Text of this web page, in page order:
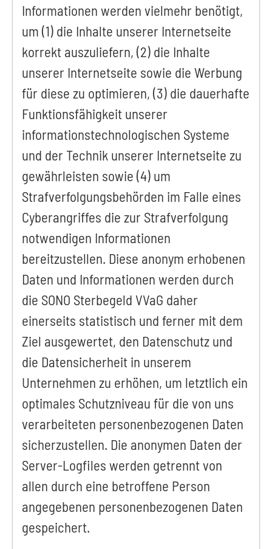
Informationen werden vielmehr benötigt,
um (1) die Inhalte unserer Internetseite
korrekt auszuliefern, (2) die Inhalte
unserer Internetseite sowie die Werbung
für diese zu optimieren, (3) die dauerhafte
Funktionsfähigkeit unserer
informationstechnologischen Systeme
und der Technik unserer Internetseite zu
gewährleisten sowie (4) um
Strafverfolgungsbehörden im Falle eines
Cyberangriffes die zur Strafverfolgung
notwendigen Informationen
bereitzustellen. Diese anonym erhobenen
Daten und Informationen werden durch
die SONO Sterbegeld VVaG daher
einerseits statistisch und ferner mit dem
Ziel ausgewertet, den Datenschutz und
die Datensicherheit in unserem
Unternehmen zu erhöhen, um letztlich ein
optimales Schutzniveau für die von uns
verarbeiteten personenbezogenen Daten
sicherzustellen. Die anonymen Daten der
Server-Logfiles werden getrennt von
allen durch eine betroffene Person
angegebenen personenbezogenen Daten
gespeichert.